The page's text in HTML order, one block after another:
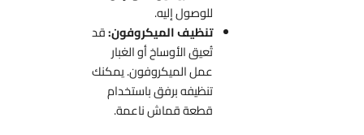
للوصول إليه.
تنظيف الميكروفون:قد
تُعيق الأوساخ أو الغبار
عمل الميكروفون. يمكنك
تنظيفه برفق باستخدام
قطعة قماش ناعمة.